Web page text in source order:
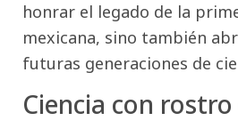
honrar el legado de la
mexicana, sino también
futuras generaciones de
Ciencia con